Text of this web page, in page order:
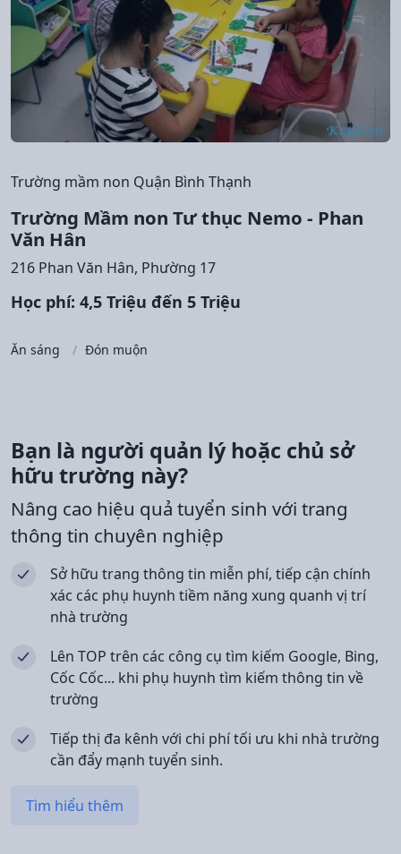
Trường mầm non Quận Bình Thạnh
Trường Mầm non Tư thục Nemo - Phan
Văn Hân
216 Phan Văn Hân, Phường 17
Học phí: 4,5 Triệu đến 5 Triệu
Ăn sáng Đón muộn
Bạn là người quản lý hoặc chủ sở
hữu trường này?
Nâng cao hiệu quả tuyển sinh với trang
thông tin chuyên nghiệp
Sở hữu trang thông tin miễn phí, tiếp cận chính
xác các phụ huynh tiềm năng xung quanh vị trí
nhà trường
Lên TOP trên các công cụ tìm kiếm Google, Bing,
Cốc Cốc... khi phụ huynh tìm kiếm thông tin về
trường
Tiếp thị đa kênh với chi phí tối ưu khi nhà trường
cần đẩy mạnh tuyển sinh.
Tìm hiểu thêm